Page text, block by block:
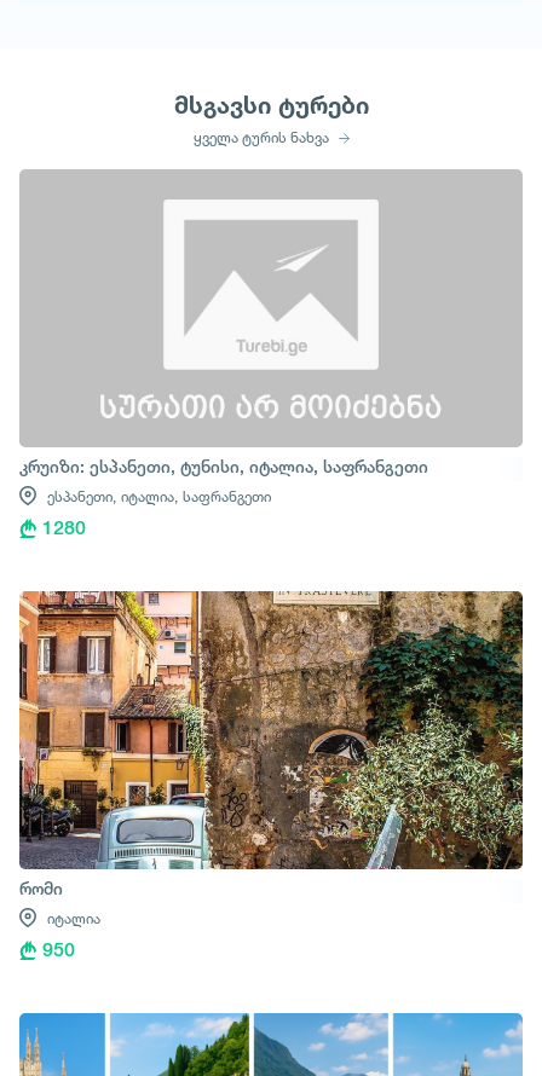
მსგავსი ტურები
ყველა ტურის ნახვა
კრუიზი: ესპანეთი, ტუნისი, იტალია, საფრანგეთი
ესპანეთი, იტალია, საფრანგეთი
1280
რომი
იტალია
950